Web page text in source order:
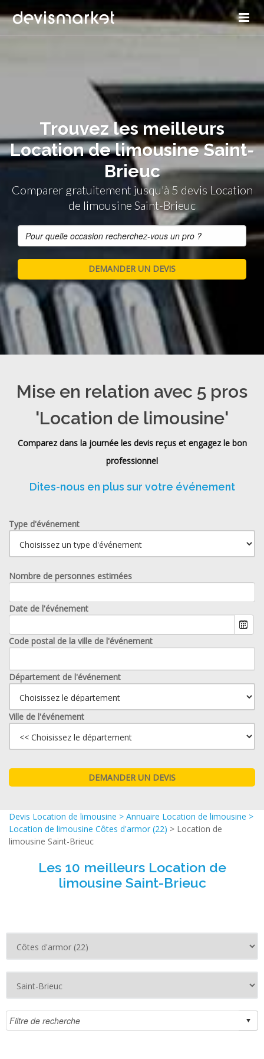
Trouvez les meilleurs
Location de limousine Saint-
Brieuc
Comparer gratuitement jusqu'à 5 devis Location
de limousine Saint-Brieuc
Mise en relation avec 5 pros
'Location de limousine'
Comparez dans la journée les devis reçus et engagez le bon
professionnel
Dites-nous en plus sur votre événement
Type d'événement
Nombre de personnes estimées
Date de l'événement
Code postal de la ville de l'événement
Département de l'événement
Ville de l'événement
Devis Location de limousine > Annuaire Location de limousine >
Location de limousine Côtes d'armor (22) > Location de
limousine Saint-Brieuc
Les 10 meilleurs Location de
limousine Saint-Brieuc